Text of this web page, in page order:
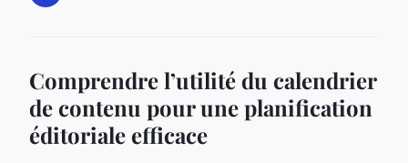
Comprendre l’utilité du calendrier
de contenu pour une planification
éditoriale efficace